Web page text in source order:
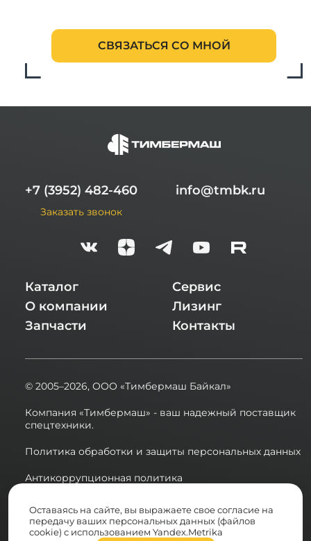
СВЯЗАТЬСЯ СО МНОЙ
+7 (3952) 482-460
Заказать звонок
info@tmbk.ru
Каталог
О компании
Запчасти
Сервис
Лизинг
Контакты
© 2005–2026, ООО «Тимбермаш Байкал»
Компания «Тимбермаш» - ваш надежный поставщик
спецтехники.
Политика обработки и защиты персональных данных
Антикоррупционная политика
Сводная ведомость результатов проведения СОУТ в
2025 году
Оставаясь на сайте, вы выражаете свое согласие на
передачу ваших персональных данных (файлов
cookie) с использованием Yandex.Metrika